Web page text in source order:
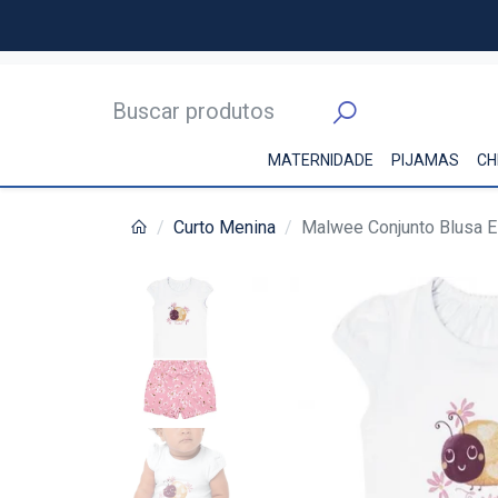
MATERNIDADE PIJAMAS
Curto Menina Malwee Conjunto Blusa